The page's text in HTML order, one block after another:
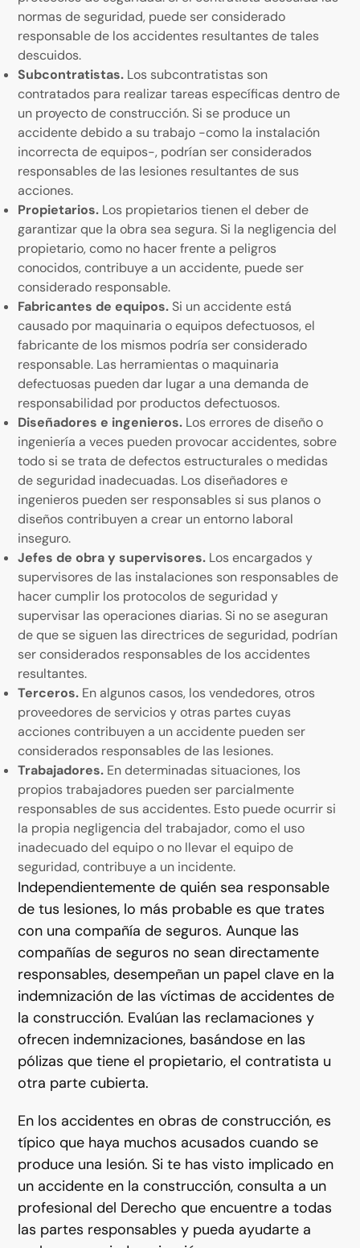
normas de seguridad, puede ser considerado
responsable de los accidentes resultantes de tales
descuidos.
Subcontratistas. Los subcontratistas son
contratados para realizar tareas específicas dentro de
un proyecto de construcción. Si se produce un
accidente debido a su trabajo -como la instalación
incorrecta de equipos-, podrían ser considerados
responsables de las lesiones resultantes de sus
acciones.
Propietarios. Los propietarios tienen el deber de
garantizar que la obra sea segura. Si la negligencia del
propietario, como no hacer frente a peligros
conocidos, contribuye a un accidente, puede ser
considerado responsable.
Fabricantes de equipos.Si un accidente está
causado por maquinaria o equipos defectuosos, el
fabricante de los mismos podría ser considerado
responsable. Las herramientas o maquinaria
defectuosas pueden dar lugar a una demanda de
responsabilidad por productos defectuosos.
Diseñadores e ingenieros. Los errores de diseño o
ingeniería a veces pueden provocar accidentes, sobre
todo si se trata de defectos estructurales o medidas
de seguridad inadecuadas. Los diseñadores e
ingenieros pueden ser responsables si sus planos o
diseños contribuyen a crear un entorno laboral
inseguro.
Jefes de obra y supervisores. Los encargados y
supervisores de las instalaciones son responsables de
hacer cumplir los protocolos de seguridad y
supervisar las operaciones diarias. Si no se aseguran
de que se siguen las directrices de seguridad, podrían
ser considerados responsables de los accidentes
resultantes.
Terceros. En algunos casos, los vendedores, otros
proveedores de servicios y otras partes cuyas
acciones contribuyen a un accidente pueden ser
considerados responsables de las lesiones.
Trabajadores. En determinadas situaciones, los
propios trabajadores pueden ser parcialmente
responsables de sus accidentes. Esto puede ocurrir si
la propia negligencia del trabajador, como el uso
inadecuado del equipo o no llevar el equipo de
seguridad, contribuye a un incidente.
Independientemente de quién sea responsable
de tus lesiones, lo más probable es que trates
con una compañía de seguros. Aunque las
compañías de seguros no sean directamente
responsables, desempeñan un papel clave en la
indemnización de las víctimas de accidentes de
la construcción. Evalúan las reclamaciones y
ofrecen indemnizaciones, basándose en las
pólizas que tiene el propietario, el contratista u
otra parte cubierta.
En los accidentes en obras de construcción, es
típico que haya muchos acusados cuando se
produce una lesión. Si te has visto implicado en
un accidente en la construcción, consulta a un
profesional del Derecho que encuentre a todas
las partes responsables y pueda ayudarte a